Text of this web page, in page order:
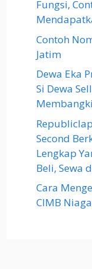
Fungsi,
Contoh
Jatim
Dewa Eka
Si Dewa
Second
Lengkap
Beli, Sewa
Cara
CIMB Niaga